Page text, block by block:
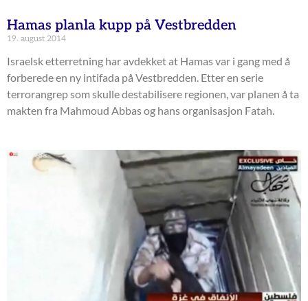
Hamas planla kupp på Vestbredden
19. august 2014
Israelsk etterretning har avdekket at Hamas var i gang med å
forberede en ny intifada på Vestbredden. Etter en serie
terrorangrep som skulle destabilisere regionen, var planen å ta
makten fra Mahmoud Abbas og hans organisasjon Fatah.